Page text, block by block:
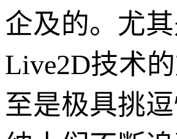
企及的。尤
Live2D技术
至是极具挑